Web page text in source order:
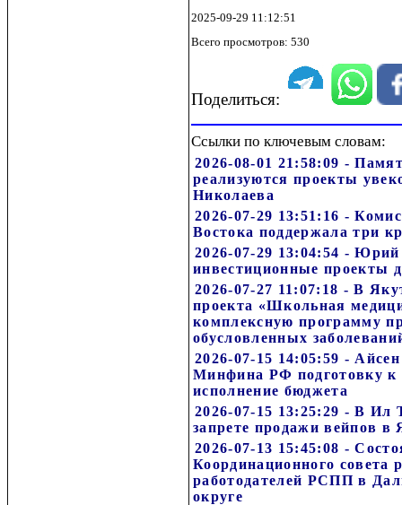
2025-09-29 11:12:51
Всего просмотров: 530
Поделиться:
Ссылки по ключевым словам:
2026-08-01 21:58:09 -
реализуются проекты
Николаева
2026-07-29 13:51:16 -
Востока поддержала три
2026-07-29 13:04:54 -
инвестиционные проекты
2026-07-27 11:07:18 - В
проекта «Школьная
комплексную программу
обусловленных
2026-07-15 14:05:59 -
Минфина РФ подготовку к
исполнение бюджета
2026-07-15 13:25:29 - В Ил
запрете продажи вейпов в
2026-07-13 15:45:08 -
Координационного совета
работодателей РСПП в
округе